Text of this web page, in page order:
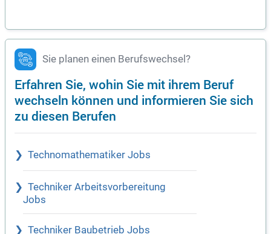
Sie planen einen Berufswechsel?
Erfahren Sie, wohin Sie mit ihrem Beruf
wechseln können und informieren Sie sich
zu diesen Berufen
Technomathematiker Jobs
Techniker Arbeitsvorbereitung
Jobs
Techniker Baubetrieb Jobs